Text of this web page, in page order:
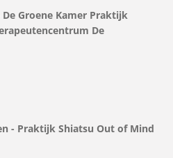
Groene Kamer Praktijk
De
- Praktijk Shiatsu Out of Mind